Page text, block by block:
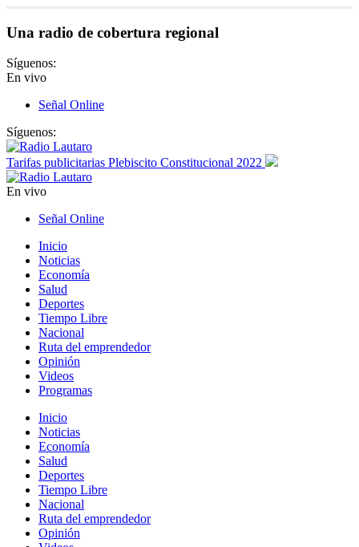
Una radio de cobertura regional
Síguenos:
En vivo
Señal Online
Síguenos:
Tarifas publicitarias Plebiscito Constitucional 2022
En vivo
Señal Online
Inicio
Noticias
Economía
Salud
Deportes
Tiempo Libre
Nacional
Ruta del emprendedor
Opinión
Videos
Programas
Inicio
Noticias
Economía
Salud
Deportes
Tiempo Libre
Nacional
Ruta del emprendedor
Opinión